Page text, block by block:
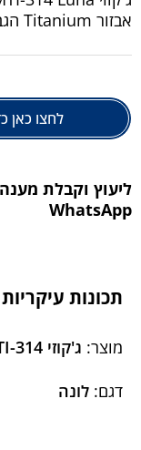
אבזור Titanium הגבוהה כסטנדרט.
לחצו כאן
ליעוץ וקבלת
WhatsApp
תכונות עיקריות
מוצר: ג'קוזי MTI-314
דגם: לונה